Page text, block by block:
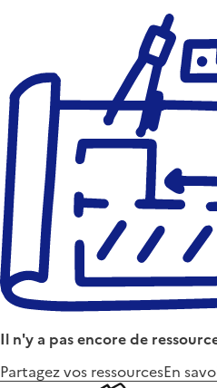
Il n'y a pas encore de
Partagez vos ressourcesEn